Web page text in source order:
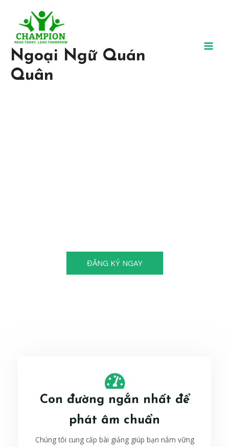
Ngoại Ngữ Quán
Quân
ĐĂNG KÝ NGAY
Con đường ngắn nhất để
phát âm chuẩn
Chúng tôi cung cấp bài giảng giúp bạn nắm vững